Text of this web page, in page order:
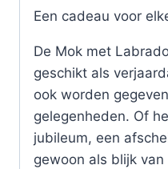
Een cadeau voor
De Mok met
geschikt als
ook worden
gelegenheden. Of
jubileum, een
gewoon als blijk